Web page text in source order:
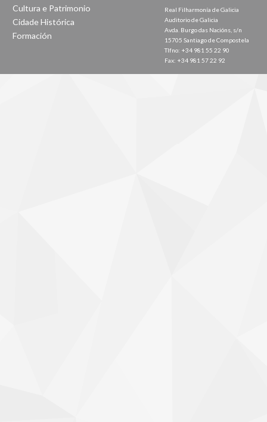
Cultura e Patrimonio
Cidade Histórica
Formación
Real Filharmonía de Galicia
Auditorio de Galicia
Avda. Burgo das Nacións, s/n
15705 Santiago de Compostela
Tlfno: +34 981 55 22 90
Fax: +34 981 57 22 92